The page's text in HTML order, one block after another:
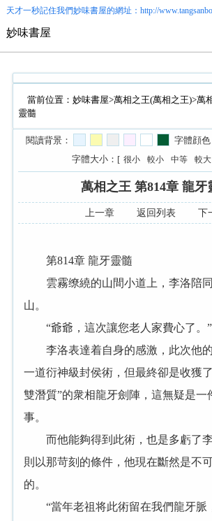
天才一秒記住我們妙味書屋的網址：http://
妙味書屋
當前位置： 妙味書屋>萬相之王(萬相之王)>萬
靈髓
閱讀背景：
字體顔色
字體大小：[ 很小 較小 中等 較大
萬相之王 第814章 龍牙
上一章 返回列表 下
第814章 龍牙靈髓
雲霧缭繞的山間小道上，李洛陪
山。
“爺爺，這次讓您老人家費心了。”
李洛表達着自身的感激，此次他的
一道衍神級封侯術，但最終卻是收獲
雙潛質”的衆相龍牙劍陣，這無疑是一
事。
而他能夠得到此術，也是多虧了李
則以那苛刻的條件，他現在斷然是不
的。
“當年老祖将此術留在我們龍牙脈